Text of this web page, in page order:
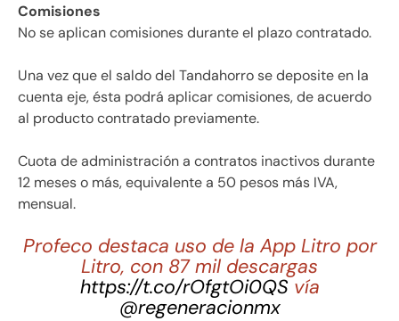
Comisiones
No se aplican comisiones durante el plazo contratado.
Una vez que el saldo del Tandahorro se deposite en la
cuenta eje, ésta podrá aplicar comisiones, de acuerdo
al producto contratado previamente.
Cuota de administración a contratos inactivos durante
12 meses o más, equivalente a 50 pesos más IVA,
mensual.
Profeco destaca uso de la App Litro por
Litro, con 87 mil descargas
https://t.co/rOfgtOi0QS vía
@regeneracionmx